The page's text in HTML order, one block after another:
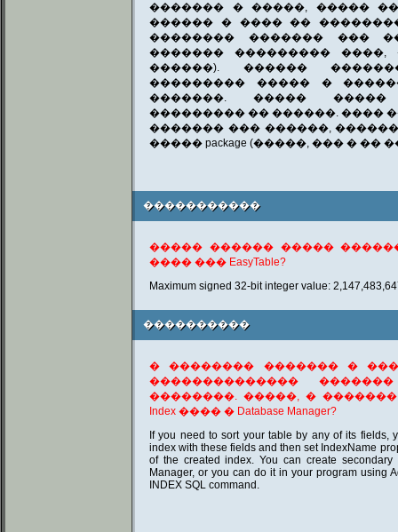
������� � �����, �����
������ � ���� ��
�������� ������� ���
������� ��������� ����,
������). ������
��������� ����� �
�������. �����
��������� �� ������. ����
������� ��� ������,
����� package (�����, ��� � ��
�����������
�����������
����� ������ �����
���� ��� EasyTable?
Maximum signed 32-bit integer value:
����������
����������
� �������� ������� �
�������������� �������
��������. �����, � �������
Index ���� � Database Manager?
If you need to sort your table by any of its fields,
index with these fields and then set IndexName
of the created index. You can create
Manager, or you can do it in your program using
INDEX SQL command.